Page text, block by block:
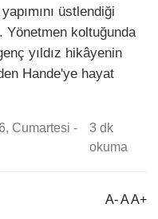
üstlendiği
Yönetmen koltuğunda
yıldız hikâyenin
Hande'ye hayat
Cumartesi -
3 dk
okuma
A- A A+